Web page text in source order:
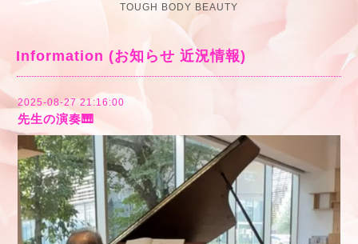
TOUGH BODY BEAUTY
Information (お知らせ 近況情報)
2025-08-27 21:16:00
先生の演奏🎹